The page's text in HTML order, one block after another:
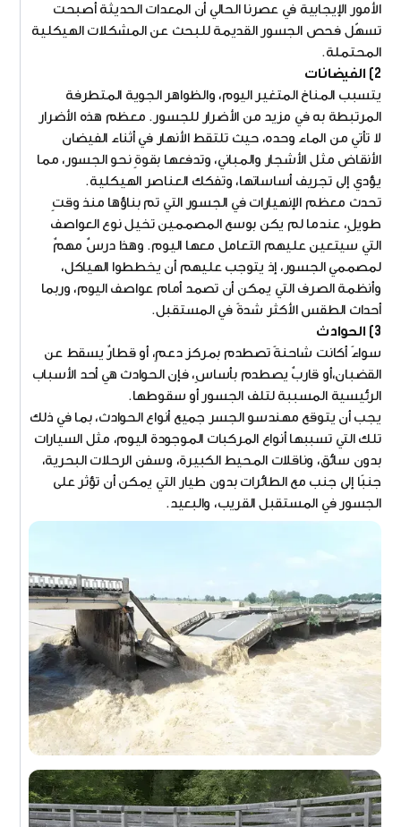
الأمور الإيجابية في عصرنا الحالي أن المعدات الحديثة أصبحت
تسهّل فحص الجسور القديمة للبحث عن المشكلات الهيكلية
المحتملة.
2) الفيضانات
يتسبب المناخ المتغير اليوم، والظواهر الجوية المتطرفة
المرتبطة به في مزيد من الأضرار للجسور. معظم هذه الأضرار
لا تأتي من الماء وحده، حيث تلتقط الأنهار في أثناء الفيضان
الأنقاض مثل الأشجار والمباني، وتدفعها بقوةٍ نحو الجسور، مما
يؤدي إلى تجريف أساساتها، وتفكك العناصر الهيكلية.
تحدث معظم الإنهيارات في الجسور التي تم بناؤها منذ وقتٍ
طويلٍ، عندما لم يكن بوسع المصممين تخيل نوع العواصف
التي سيتعين عليهم التعامل معها اليوم. وهذا درسٌ مهمٌ
لمصممي الجسور، إذ يتوجب عليهم أن يخططوا الهياكل،
وأنظمة الصرف التي يمكن أن تصمد أمام عواصف اليوم، وربما
أحداث الطقس الأكثر شدةً في المستقبل.
3) الحوادث
سواءً أكانت شاحنةً تصطدم بمركز دعمٍ، أو قطارٌ يسقط عن
القضبان،أو قاربٌ يصطدم بأساسٍ، فإن الحوادث هي أحد الأسباب
الرئيسية المسببة لتلف الجسور أو سقوطها.
يجب أن يتوقع مهندسو الجسر جميع أنواع الحوادث، بما في ذلك
تلك التي تسببها أنواع المركبات الموجودة اليوم، مثل السيارات
بدون سائق، وناقلات المحيط الكبيرة، وسفن الرحلات البحرية،
جنبًا إلى جنب مع الطائرات بدون طيار التي يمكن أن تؤثر على
الجسور في المستقبل القريب، والبعيد.